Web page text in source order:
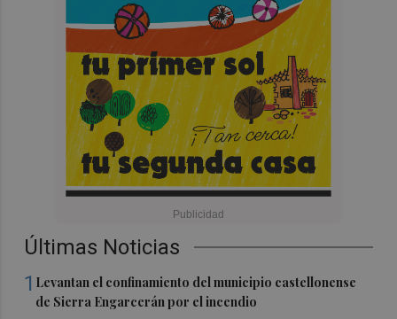
Últimas Noticias
1 Levantan el confinamiento del municipio castellonense
de Sierra Engarcerán por el incendio